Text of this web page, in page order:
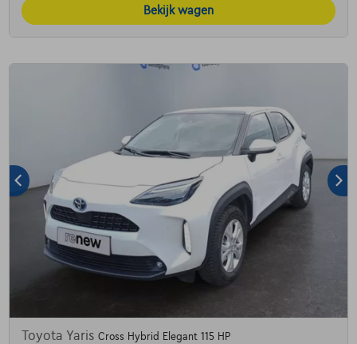
Bekijk wagen
Toyota Yaris Cross Hybrid Elegant 115 HP